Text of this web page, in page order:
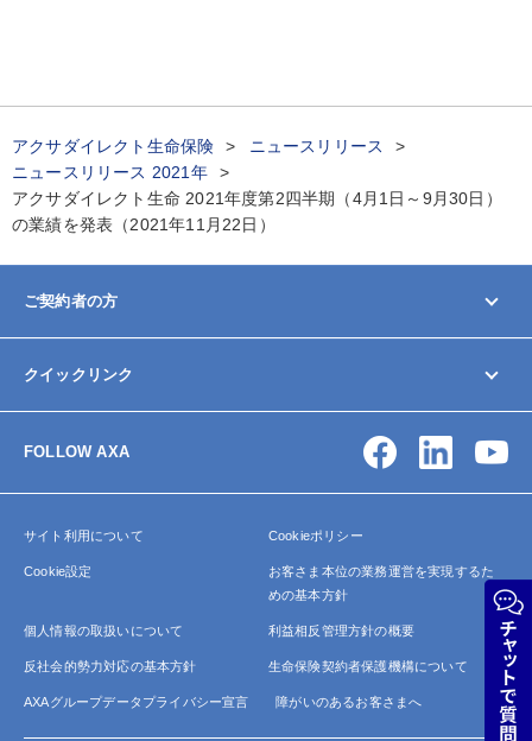
アクサダイレクト生命保険
ニュースリリース
ニュースリリース 2021年
アクサダイレクト生命 2021年度第2四半期（4月1日～9月30日）
の業績を発表（2021年11月22日）
ご契約者の方
契約内容の変更/確認
お手続きガイド
保険金・給付金の請求
クイックリンク
アクサ生命について
FOLLOW AXA
サイト利用について Cookieポリシー
Cookie設定
お客さま本位の業務運営を実現するた
めの基本方針
個人情報の取扱いについて 利益相反管理方針の概要
反社会的勢力対応の基本方針 生命保険契約者保護機構について
AXAグループデータプライバシー宣言 障がいのあるお客さまへ